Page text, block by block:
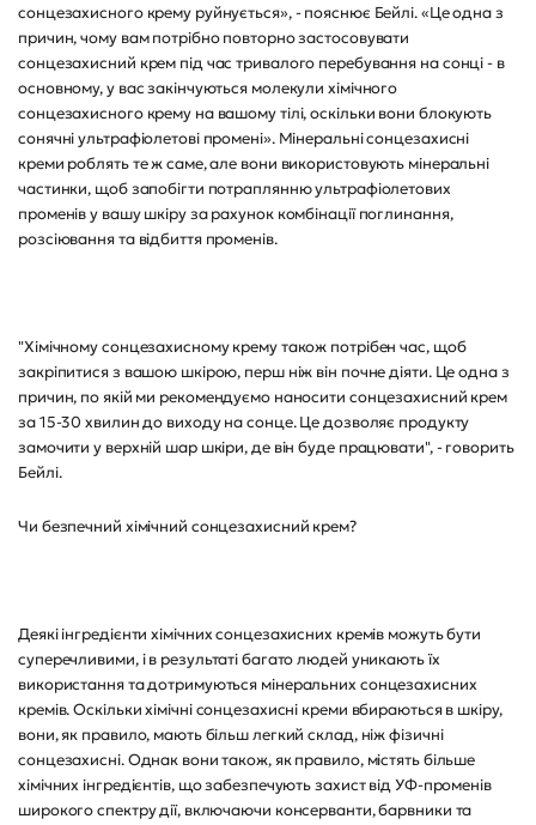
сонцезахисного крему руйнується», - пояснює Бейлі. «Це одна з
причин, чому вам потрібно повторно застосовувати
сонцезахисний крем під час тривалого перебування на сонці - в
основному, у вас закінчуються молекули хімічного
сонцезахисного крему на вашому тілі, оскільки вони блокують
сонячні ультрафіолетові промені». Мінеральні сонцезахисні
креми роблять те ж саме, але вони використовують мінеральні
частинки, щоб запобігти потраплянню ультрафіолетових
променів у вашу шкіру за рахунок комбінації поглинання,
розсіювання та відбиття променів.
"Хімічному сонцезахисному крему також потрібен час, щоб
закріпитися з вашою шкірою, перш ніж він почне діяти. Це одна з
причин, по якій ми рекомендуємо наносити сонцезахисний крем
за 15-30 хвилин до виходу на сонце. Це дозволяє продукту
замочити у верхній шар шкіри, де він буде працювати", - говорить
Бейлі.
Чи безпечний хімічний сонцезахисний крем?
Деякі інгредієнти хімічних сонцезахисних кремів можуть бути
суперечливими, і в результаті багато людей уникають їх
використання та дотримуються мінеральних сонцезахисних
кремів. Оскільки хімічні сонцезахисні креми вбираються в шкіру,
вони, як правило, мають більш легкий склад, ніж фізичні
сонцезахисні. Однак вони також, як правило, містять більше
хімічних інгредієнтів, що забезпечують захист від УФ-променів
широкого спектру дії, включаючи консерванти, барвники та